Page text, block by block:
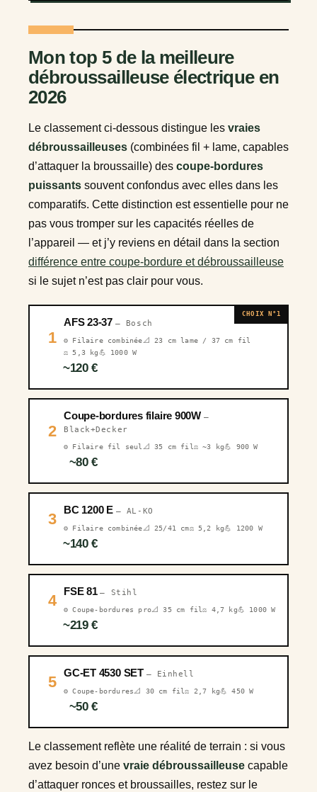
Mon top 5 de la meilleure
débroussailleuse électrique en
2026
Le classement ci-dessous distingue les vraies
débroussailleuses (combinées fil + lame, capables
d’attaquer la broussaille) des coupe-bordures
puissants souvent confondus avec elles dans les
comparatifs. Cette distinction est essentielle pour ne
pas vous tromper sur les capacités réelles de
l’appareil — et j’y reviens en détail dans la section
différence entre coupe-bordure et débroussailleuse
si le sujet n’est pas clair pour vous.
CHOIX N°1
1
AFS 23-37 — Bosch
⚙️ Filaire combinée📐 23 cm lame / 37 cm fil
⚖️ 5,3 kg💪 1000 W
~120 €
2
Coupe-bordures filaire 900W —
Black+Decker
⚙️ Filaire fil seul📐 35 cm fil⚖️ ~3 kg💪 900 W
~80 €
3
BC 1200 E — AL-KO
⚙️ Filaire combinée📐 25/41 cm⚖️ 5,2 kg💪 1200 W
~140 €
4
FSE 81— Stihl
⚙️ Coupe-bordures pro📐 35 cm fil⚖️ 4,7 kg💪 1000 W
~219 €
5
GC-ET 4530 SET — Einhell
⚙️ Coupe-bordures📐 30 cm fil⚖️ 2,7 kg💪 450 W
~50 €
Le classement reflète une réalité de terrain : si vous
avez besoin d’une vraie débroussailleuse capable
d’attaquer ronces et broussailles, restez sur le